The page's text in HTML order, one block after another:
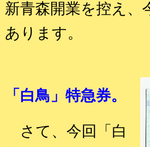
新青森開業を控え、
あります。
「白鳥」特急券。
さて、今回「白